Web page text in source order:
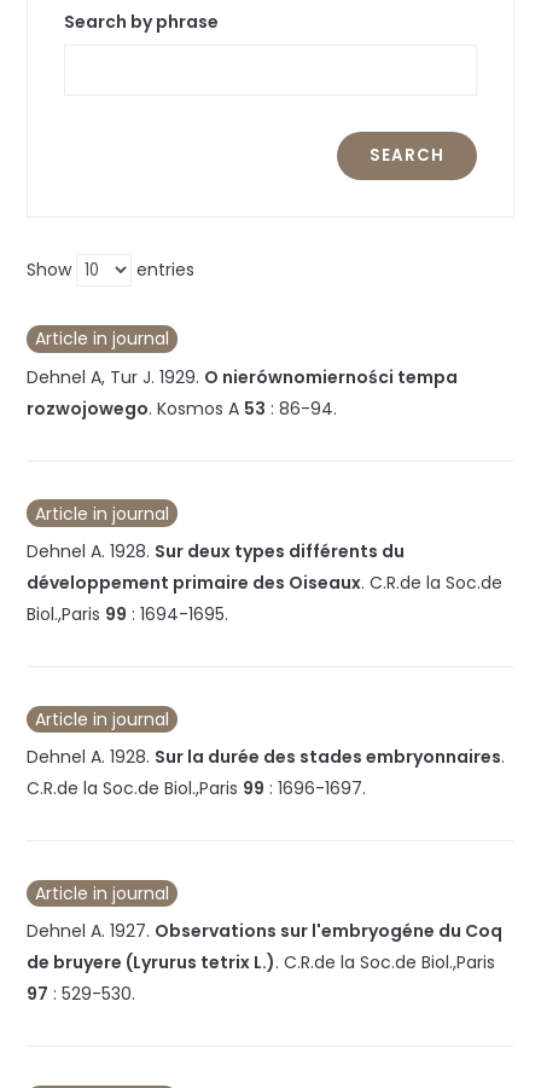
Search by phrase
SEARCH
Show entries
Article in journal
Dehnel A, Tur J. 1929. O nierównomierności tempa
rozwojowego.Kosmos A 53 :86-94.
Article in journal
Dehnel A. 1928. Sur deux types différents du
développement primaire des Oiseaux.C.R.de la Soc.de
Biol.,Paris 99 :1694-1695.
Article in journal
Dehnel A. 1928. Sur la durée des stades embryonnaires.
C.R.de la Soc.de Biol.,Paris 99 :1696-1697.
Article in journal
Dehnel A. 1927. Observations sur l'embryogéne du Coq
de bruyere (Lyrurus tetrix L.).C.R.de la Soc.de Biol.,Paris
97 :529-530.